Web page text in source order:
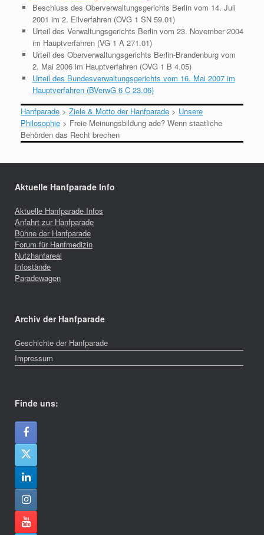
Beschluss des Oberverwaltungsgerichts Berlin vom 14. Juli
2001 im 2. Eilverfahren (OVG 1 SN 59.01)
Urteil des Verwaltungsgerichts Berlin vom 23. November 2004
im Hauptverfahren (VG 1 A 271.01)
Urteil des Oberverwaltungsgerichts Berlin-Brandenburg vom
2. Mai 2006 im Hauptverfahren (OVG 1 B 4.05)
Urteil des Bundesverwaltungsgerichts vom 16. Mai 2007 im
Hauptverfahren (BVerwG 6 C 23.06)
Hanfparade > Ziele & Motto der Hanfparade > Unsere
Philosophie > Freie Meinungsbildung ade? Wenn staatliche
Behörden das Recht brechen
Aktuelle Hanfparade Info
Aktuelle Hanfparade Infos
Anfahrt zur Hanfparade
Bühne der Hanfparade
Forum für Hanfmedizin
Nutzhanfareal
Infostände
Paradewagen
Archiv der Hanfparade
Geschichte der Hanfparade
Impressum
Finde uns: